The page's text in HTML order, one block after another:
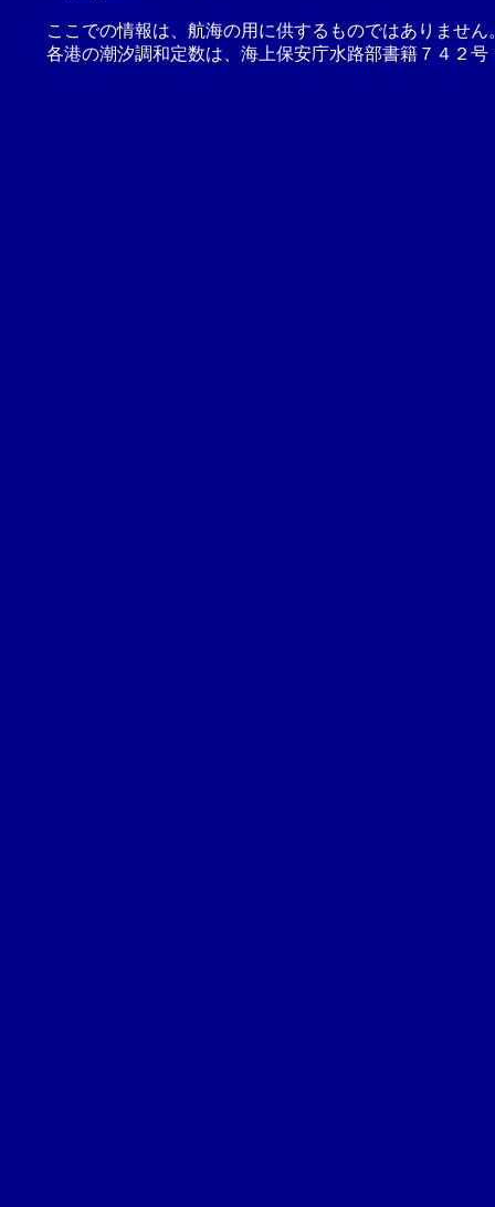
ここでの情報は、航海の用に供するものではありませ
各港の潮汐調和定数は、海上保安庁水路部書籍７４２